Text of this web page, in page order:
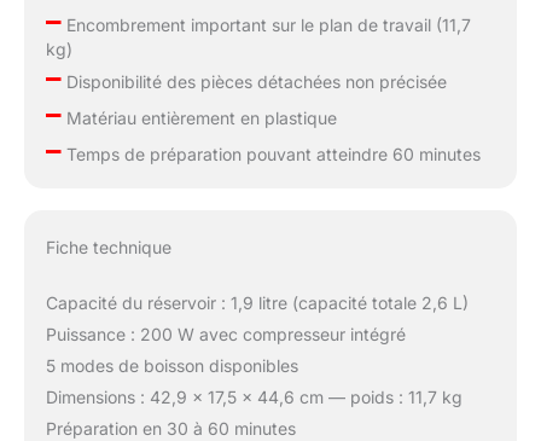
–Encombrement important sur le plan de travail (11,7
kg)
–Disponibilité des pièces détachées non précisée
–Matériau entièrement en plastique
–Temps de préparation pouvant atteindre 60 minutes
Fiche technique
Capacité du réservoir : 1,9 litre (capacité totale 2,6 L)
Puissance : 200 W avec compresseur intégré
5 modes de boisson disponibles
Dimensions : 42,9 x 17,5 x 44,6 cm — poids : 11,7 kg
Préparation en 30 à 60 minutes